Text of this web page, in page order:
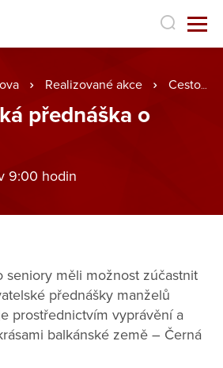
Realizované akce Cestovatelská přednáška o Černé Hoře
přednáška o
9:00 hodin
seniory měli možnost zúčastnit
přednášky manželů
prostřednictvím vyprávění a
balkánské země – Černá